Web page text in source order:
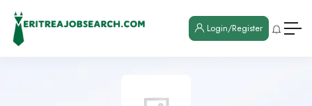
Login/Register